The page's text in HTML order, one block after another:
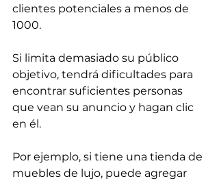
clientes potenciales a menos de
1000.
Si limita demasiado su público
objetivo, tendrá dificultades para
encontrar suficientes personas
que vean su anuncio y hagan clic
en él.
Por ejemplo, si tiene una tienda de
muebles de lujo, puede agregar